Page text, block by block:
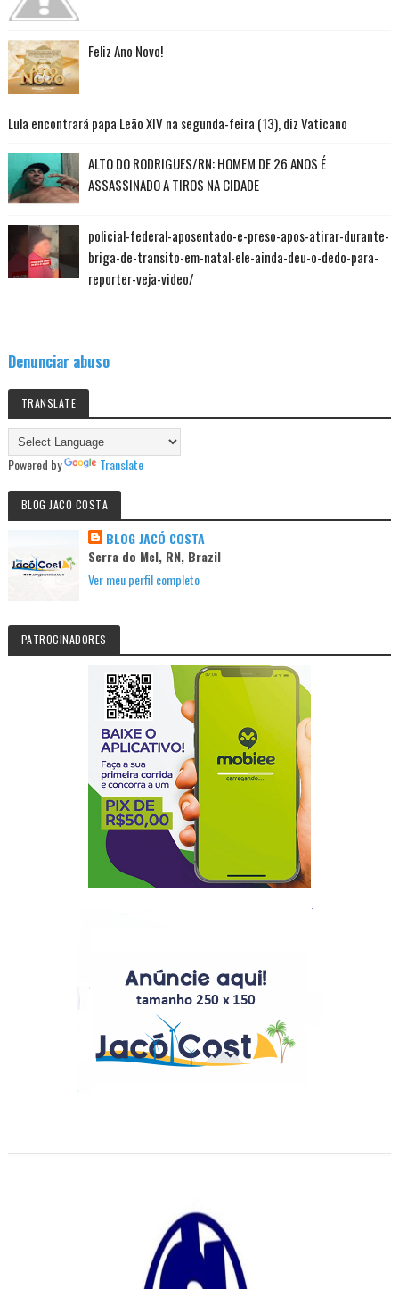
Feliz Ano Novo!
Lula encontrará papa Leão XIV na segunda-feira (13), diz Vaticano
ALTO DO RODRIGUES/RN: HOMEM DE 26 ANOS É
ASSASSINADO A TIROS NA CIDADE
policial-federal-aposentado-e-preso-apos-atirar-durante-
briga-de-transito-em-natal-ele-ainda-deu-o-dedo-para-
reporter-veja-video/
Denunciar abuso
TRANSLATE
Powered by Translate
BLOG JACO COSTA
BLOG JACÓ COSTA
Serra do Mel, RN, Brazil
Ver meu perfil completo
PATROCINADORES